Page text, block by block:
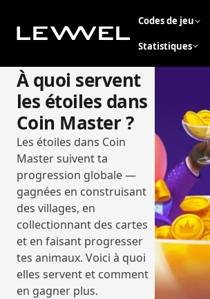
Codes de jeu
Statistiques
À quoi servent
les étoiles dans
Coin Master ?
Les étoiles dans Coin
Master suivent ta
progression globale —
gagnées en construisant
des villages, en
collectionnant des cartes
et en faisant progresser
tes animaux. Voici à quoi
elles servent et comment
en gagner plus.